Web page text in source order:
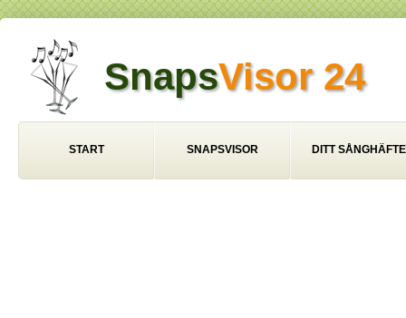
SnapsVisor 24
START SNAPSVISOR DITT SÅNGHÄFTE